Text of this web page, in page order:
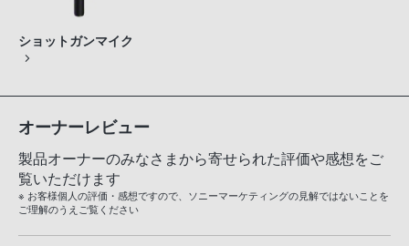
ショットガンマイク
オーナーレビュー
製品オーナーのみなさまから寄せられた評価や感想をご
覧いただけます
※ お客様個人の評価・感想ですので、ソニーマーケティングの見解ではないことを
ご理解のうえご覧ください